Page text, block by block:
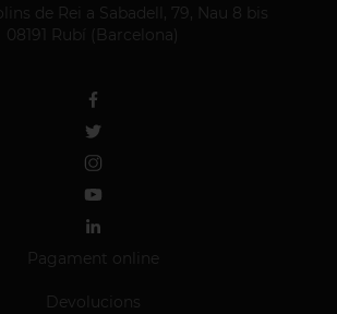
de Rei a Sabadell, 79, Nau 8 bis
08191 Rubí (Barcelona)
Pagament online
Devolucions